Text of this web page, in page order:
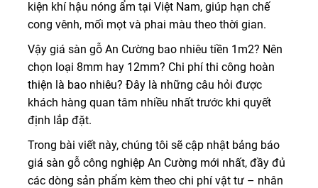
kiện khí hậu nóng ẩm tại Việt Nam, giúp hạn chế
cong vênh, mối mọt và phai màu theo thời gian.
Vậy giá sàn gỗ An Cường bao nhiêu tiền 1m2? Nên
chọn loại 8mm hay 12mm? Chi phí thi công hoàn
thiện là bao nhiêu? Đây là những câu hỏi được
khách hàng quan tâm nhiều nhất trước khi quyết
định lắp đặt.
Trong bài viết này, chúng tôi sẽ cập nhật bảng báo
giá sàn gỗ công nghiệp An Cường mới nhất, đầy đủ
các dòng sản phẩm kèm theo chi phí vật tư – nhân